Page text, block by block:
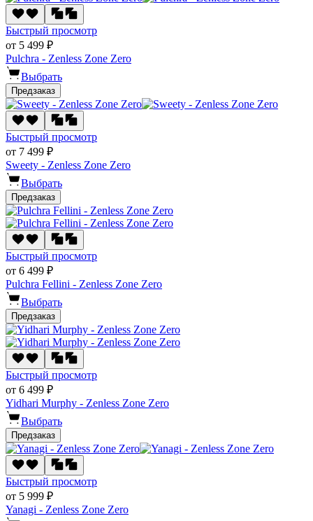
Быстрый просмотр
от 5 499 ₽
Pulchra - Zenless Zone Zero
Выбрать
Предзаказ
Быстрый просмотр
от 7 499 ₽
Sweety - Zenless Zone Zero
Выбрать
Предзаказ
Быстрый просмотр
от 6 499 ₽
Pulchra Fellini - Zenless Zone Zero
Выбрать
Предзаказ
Быстрый просмотр
от 6 499 ₽
Yidhari Murphy - Zenless Zone Zero
Выбрать
Предзаказ
Быстрый просмотр
от 5 999 ₽
Yanagi - Zenless Zone Zero